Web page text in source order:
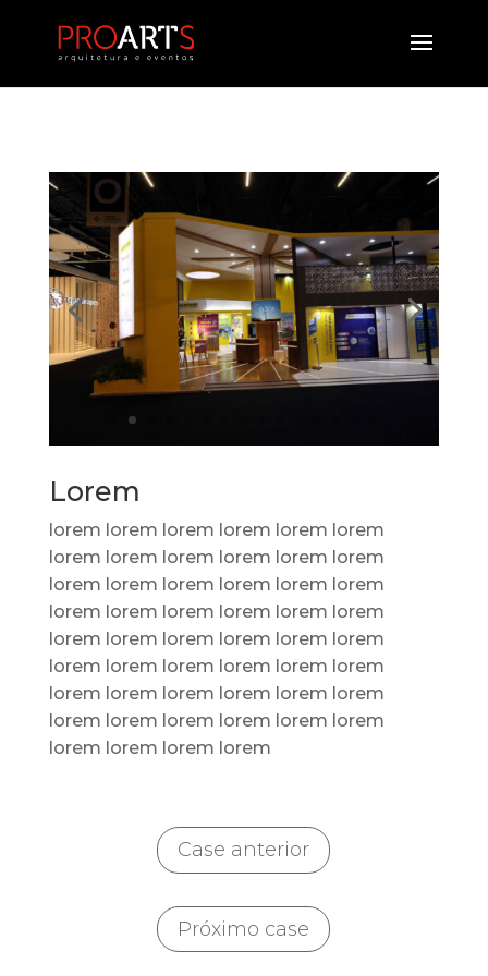
Lorem
lorem lorem lorem lorem lorem lorem
lorem lorem lorem lorem lorem lorem
lorem lorem lorem lorem lorem lorem
lorem lorem lorem lorem lorem lorem
lorem lorem lorem lorem lorem lorem
lorem lorem lorem lorem lorem lorem
lorem lorem lorem lorem lorem lorem
lorem lorem lorem lorem lorem lorem
lorem lorem lorem lorem
Case anterior
Próximo case